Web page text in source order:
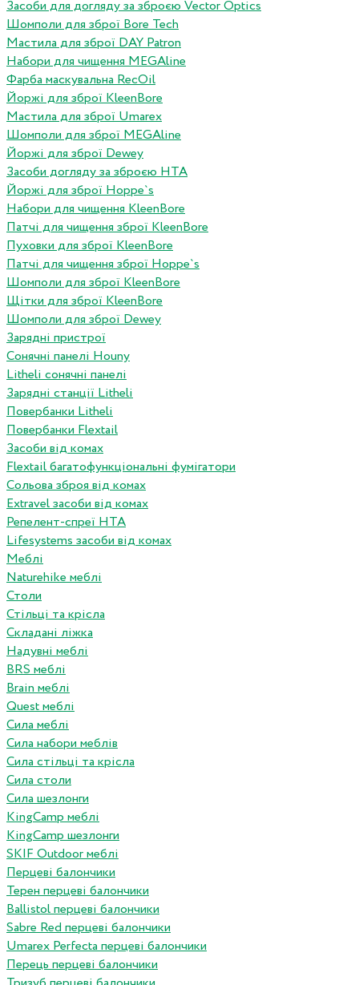
Засоби для догляду за зброєю Vector Optics
Шомполи для зброї Bore Tech
Мастила для зброї DAY Patron
Набори для чищення MEGAline
Фарба маскувальна RecOil
Йоржі для зброї KleenBore
Мастила для зброї Umarex
Шомполи для зброї MEGAline
Йоржі для зброї Dewey
Засоби догляду за зброєю HTA
Йоржі для зброї Hoppe`s
Набори для чищення KleenBore
Патчі для чищення зброї KleenBore
Пуховки для зброї KleenBore
Патчі для чищення зброї Hoppe`s
Шомполи для зброї KleenBore
Щітки для зброї KleenBore
Шомполи для зброї Dewey
Зарядні пристрої
Сонячні панелі Houny
Litheli сонячні панелі
Зарядні станції Litheli
Повербанки Litheli
Повербанки Flextail
Засоби від комах
Flextail багатофункціональні фумігатори
Сольова зброя від комах
Extravel засоби від комах
Репелент-спреї HTA
Lifesystems засоби від комах
Меблі
Naturehike меблі
Столи
Стільці та крісла
Складані ліжка
Надувні меблі
BRS меблі
Brain меблі
Quest меблі
Сила меблі
Сила набори меблів
Сила стільці та крісла
Сила столи
Сила шезлонги
KingCamp меблі
KingCamp шезлонги
SKIF Outdoor меблі
Перцеві балончики
Терен перцеві балончики
Ballistol перцеві балончики
Sabre Red перцеві балончики
Umarex Perfecta перцеві балончики
Перець перцеві балончики